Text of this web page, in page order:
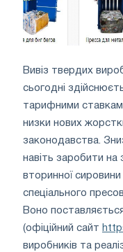
Вивіз твердих
сьогодні
тарифними
низки нових
законодавства.
навіть заробити на
вторинної
спеціального
Воно
(офіційний сайт
виробників та